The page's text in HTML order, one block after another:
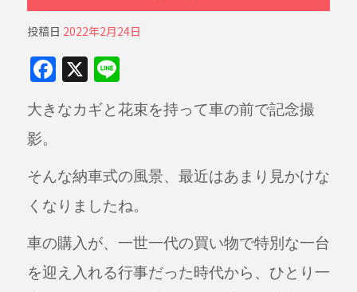
投稿日 2022年2月24日
F
a
c
b
o
o
k
X Li
n
e
大きなカギと花束を持って車の前で記念撮
影。
そんな納車式の風景、最近はあまり見かけな
くなりましたね。
車の購入が、一世一代の買い物で特別な一台
を迎え入れる行事だった時代から、ひとり一